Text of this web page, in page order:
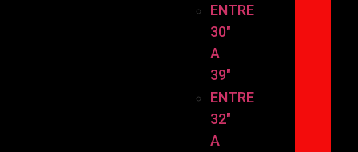
ENTRE
30″
A
39″
ENTRE
32″
A